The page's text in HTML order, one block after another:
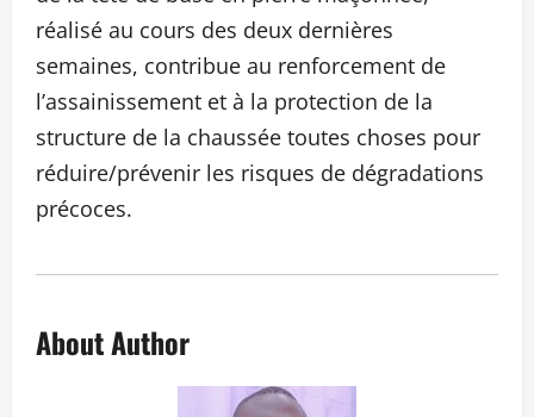
réalisé au cours des deux dernières
semaines, contribue au renforcement de
l’assainissement et à la protection de la
structure de la chaussée toutes choses pour
réduire/prévenir les risques de dégradations
précoces.
About Author